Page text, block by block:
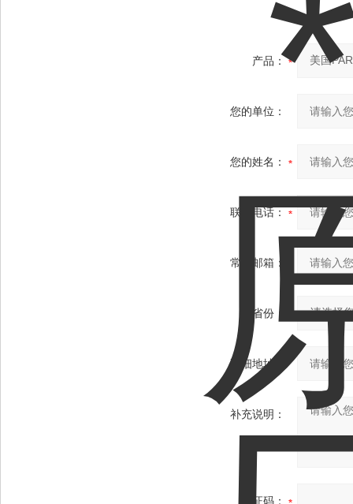
产品：
您的单位：
您的姓名：
联系电话：
常用邮箱：
省份：
详细地址：
补充说明：
验证码：